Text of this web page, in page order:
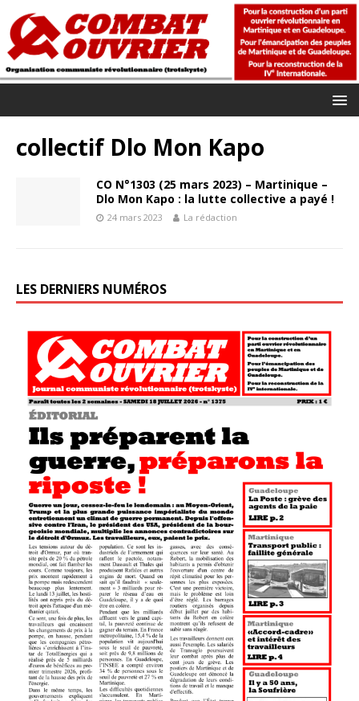
collectif Dlo Mon Kapo
CO N°1303 (25 mars 2023) – Martinique –
Dlo Mon Kapo : la lutte collective a payé !
24 mars 2023 La rédaction
LES DERNIERS NUMÉROS